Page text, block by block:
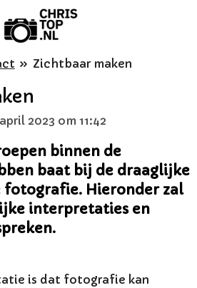
» Zichtbaar maken
2023 om 11:42
binnen de
baat bij de draaglijke
fotografie. Hieronder zal
interpretaties en
is dat fotografie kan